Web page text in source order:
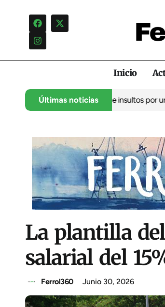
Inicio
Últimas noticias
una campaña de insultos por un cartel
La plantilla
salarial del
Ferrol360 Junio 30, 2026